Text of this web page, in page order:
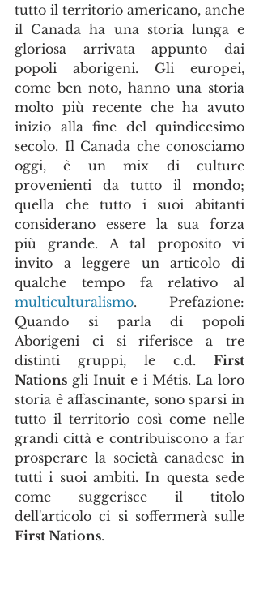
tutto il territorio americano, anche
il Canada ha una storia lunga e
gloriosa arrivata appunto dai
popoli aborigeni. Gli europei,
come ben noto, hanno una storia
molto più recente che ha avuto
inizio alla fine del quindicesimo
secolo. Il Canada che conosciamo
oggi, è un mix di culture
provenienti da tutto il mondo;
quella che tutto i suoi abitanti
considerano essere la sua forza
più grande. A tal proposito vi
invito a leggere un articolo di
multiculturalismo. Prefazione:
Quando si parla di popoli
Aborigeni ci si riferisce a tre
distinti gruppi, le c.d. First
Nations gli Inuit e i Métis. La loro
storia è affascinante, sono sparsi in
tutto il territorio così come nelle
grandi città e contribuiscono a far
prosperare la società canadese in
tutti i suoi ambiti. In questa sede
come suggerisce il titolo
First Nations.